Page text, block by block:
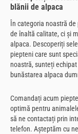
blănii de alpaca
În categoria noastră
de înaltă calitate, ci și
alpaca. Descoperiți
piepteni care sunt
noastră, sunteți
bunăstarea alpaca
Comandați acum
optimă pentru
să ne contactați prin
telefon. Așteptăm cu